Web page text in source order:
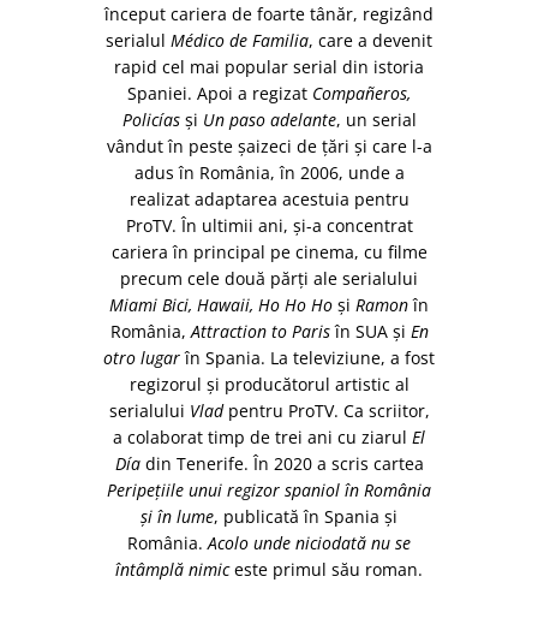
început cariera de foarte tânăr, regizând
serialul Médico de Familia, care a devenit
rapid cel mai popular serial din istoria
Spaniei. Apoi a regizat Compañeros,
Policíasși Un paso adelante, un serial
vândut în peste șaizeci de țări și care l-a
adus în România, în 2006, unde a
realizat adaptarea acestuia pentru
ProTV. În ultimii ani, și-a concentrat
cariera în principal pe cinema, cu filme
precum cele două părți ale serialului
Miami Bici, Hawaii, Ho Ho Ho și Ramonîn
România,Attraction to Parisîn SUA și En
otro lugarîn Spania. La televiziune, a fost
regizorul și producătorul artistic al
serialului Vladpentru ProTV. Ca scriitor,
a colaborat timp de trei ani cu ziarul El
Díadin Tenerife. În 2020 a scris cartea
Peripețiile unui regizor spaniol în România
și în lume, publicată în Spania și
România.Acolo unde niciodată nu se
întâmplă nimiceste primul său roman.